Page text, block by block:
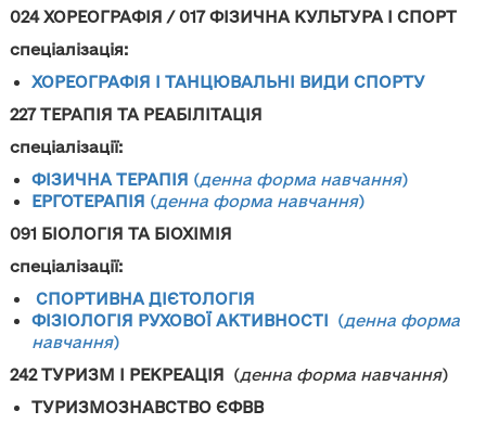
024 ХОРЕОГРАФІЯ / 017 ФІЗИЧНА КУЛЬТУРА І СПОРТ
спеціалізація:
ХОРЕОГРАФІЯ І ТАНЦЮВАЛЬНІ ВИДИ СПОРТУ
227 ТЕРАПІЯ ТА РЕАБІЛІТАЦІЯ
спеціалізації:
ФІЗИЧНА ТЕРАПІЯ (денна форма навчання)
ЕРГОТЕРАПІЯ (денна форма навчання)
091 БІОЛОГІЯ ТА БІОХІМІЯ
спеціалізації:
СПОРТИВНА ДІЄТОЛОГІЯ
ФІЗІОЛОГІЯ РУХОВОЇ АКТИВНОСТІ (денна форма
навчання)
242 ТУРИЗМ І РЕКРЕАЦІЯ (денна форма навчання)
ТУРИЗМОЗНАВСТВО ЄФВВ